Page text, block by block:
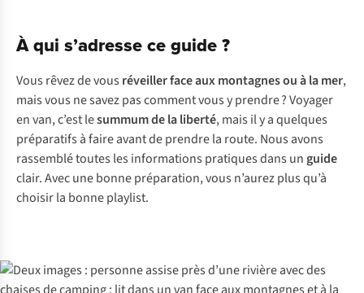
À qui s’adresse ce guide ?
Vous rêvez de vous réveiller face aux montagnes ou à la mer,
mais vous ne savez pas comment vous y prendre ? Voyager
en van, c’est lesummum de la liberté, mais il y a quelques
préparatifs à faire avant de prendre la route. Nous avons
rassemblé toutes les informations pratiques dans un guide
clair. Avec une bonne préparation, vous n’aurez plus qu’à
choisir la bonne playlist.